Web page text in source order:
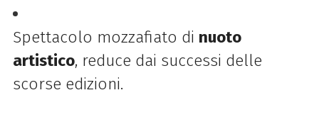
Spettacolo mozzafiato di nuoto
artistico, reduce dai successi delle
scorse edizioni.